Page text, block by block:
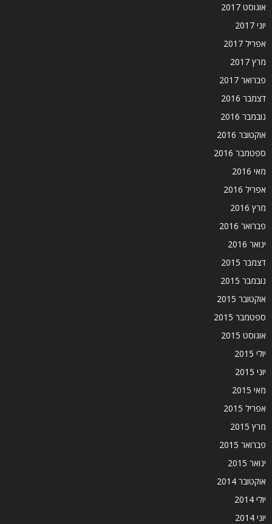
אוגוסט 2017
יוני 2017
אפריל 2017
מרץ 2017
פברואר 2017
דצמבר 2016
נובמבר 2016
אוקטובר 2016
ספטמבר 2016
מאי 2016
אפריל 2016
מרץ 2016
פברואר 2016
ינואר 2016
דצמבר 2015
נובמבר 2015
אוקטובר 2015
ספטמבר 2015
אוגוסט 2015
יולי 2015
יוני 2015
מאי 2015
אפריל 2015
מרץ 2015
פברואר 2015
ינואר 2015
אוקטובר 2014
יולי 2014
יוני 2014